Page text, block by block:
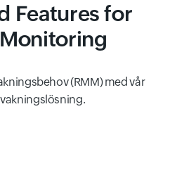
Features for
(RMM) med vår